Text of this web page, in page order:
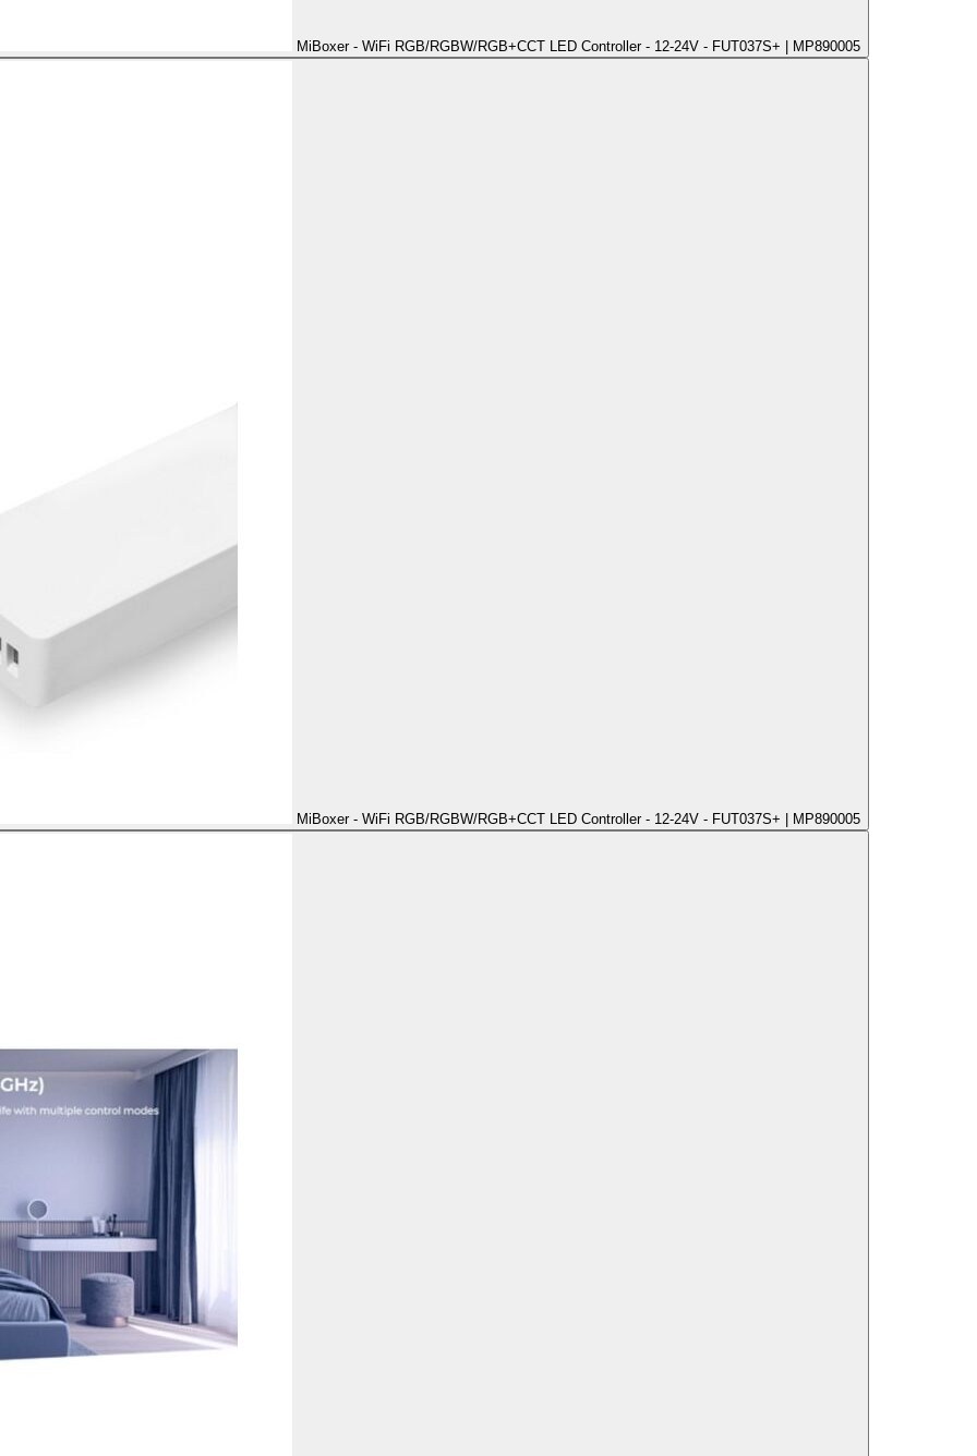
MiBoxer - WiFi RGB/RGBW/RGB+CCT LED Controller - 12-24V - FUT037S+ | MP890005
MiBoxer - WiFi RGB/RGBW/RGB+CCT LED Controller - 12-24V - FUT037S+ | MP890005